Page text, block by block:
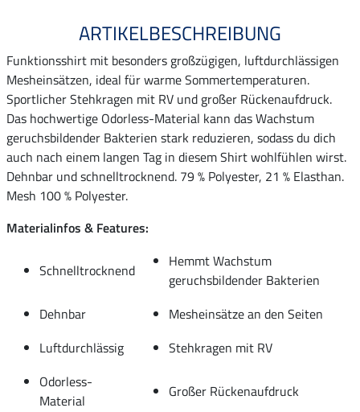
ARTIKELBESCHREIBUNG
Funktionsshirt mit besonders großzügigen, luftdurchlässigen
Mesheinsätzen, ideal für warme Sommertemperaturen.
Sportlicher Stehkragen mit RV und großer Rückenaufdruck.
Das hochwertige Odorless-Material kann das Wachstum
geruchsbildender Bakterien stark reduzieren, sodass du dich
auch nach einem langen Tag in diesem Shirt wohlfühlen wirst.
Dehnbar und schnelltrocknend. 79 % Polyester, 21 % Elasthan.
Mesh 100 % Polyester.
Materialinfos & Features:
Schnelltrocknend
Hemmt Wachstum
geruchsbildender Bakterien
Dehnbar
Mesheinsätze an den Seiten
Luftdurchlässig
Stehkragen mit RV
Odorless-
Material
Großer Rückenaufdruck